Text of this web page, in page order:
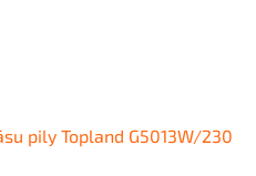
pily Topland G5013W/230